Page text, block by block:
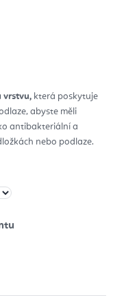
vrstvu, která poskytuje
abyste měli
antibakteriální a
nebo podlaze.